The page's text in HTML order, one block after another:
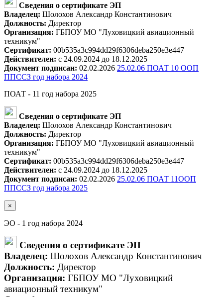
Сведения о сертификате ЭП
Владелец: Шолохов Александр Константинович
Должность: Директор
Организация: ГБПОУ МО "Луховицкий авиационный
техникум"
Сертификат: 00b535a3c994dd29f6306deba250e3e447
Действителен: с 24.09.2024 до 18.12.2025
Документ подписан: 02.02.2026 25.02.06 ПОАТ 10 ООП
ППССЗ год набора 2024
ПОАТ - 11 год набора 2025
Сведения о сертификате ЭП
Владелец: Шолохов Александр Константинович
Должность: Директор
Организация: ГБПОУ МО "Луховицкий авиационный
техникум"
Сертификат: 00b535a3c994dd29f6306deba250e3e447
Действителен: с 24.09.2024 до 18.12.2025
Документ подписан: 02.02.2026 25.02.06 ПОАТ 11ООП
ППССЗ год набора 2025
×
ЭО - 1 год набора 2024
Сведения о сертификате ЭП
Владелец: Шолохов Александр Константинович
Должность: Директор
Организация: ГБПОУ МО "Луховицкий
авиационный техникум"